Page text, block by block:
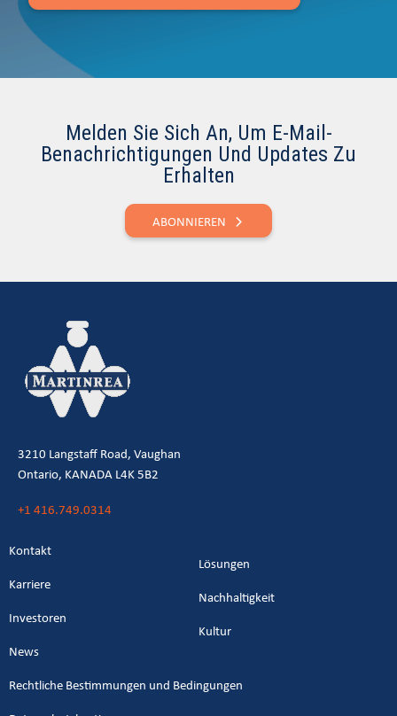
Melden Sie Sich An, Um E-Mail-
Benachrichtigungen Und Updates Zu
Erhalten
ABONNIEREN
3210 Langstaff Road, Vaughan
Ontario, KANADA L4K 5B2
+1 416.749.0314
Kontakt
Karriere
Investoren
News
Lösungen
Nachhaltigkeit
Kultur
Rechtliche Bestimmungen und Bedingungen